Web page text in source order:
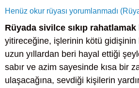
Henüz okur rüyası yorumlanmadı
Rüyada sivilce sıkıp rahatlamak
yitireceğine, işlerinin kötü gidişinin
uzun yıllardan beri hayal ettiği
sabır ve azim sayesinde kısa bir
ulaşacağına, sevdiği kişilerin